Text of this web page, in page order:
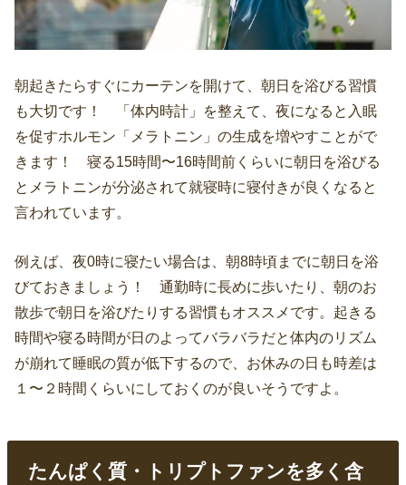
朝起きたらすぐにカーテンを開けて、朝日を浴びる習慣
も大切です！ 「体内時計」を整えて、夜になると入眠
を促すホルモン「メラトニン」の生成を増やすことがで
きます！ 寝る15時間〜16時間前くらいに朝日を浴びる
とメラトニンが分泌されて就寝時に寝付きが良くなると
言われています。
例えば、夜0時に寝たい場合は、朝8時頃までに朝日を浴
びておきましょう！ 通勤時に長めに歩いたり、朝のお
散歩で朝日を浴びたりする習慣もオススメです。起きる
時間や寝る時間が日のよってバラバラだと体内のリズム
が崩れて睡眠の質が低下するので、お休みの日も時差は
１〜２時間くらいにしておくのが良いそうですよ。
たんぱく質・トリプトファンを多く含